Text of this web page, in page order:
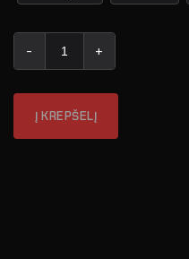
Į KREPŠELĮ